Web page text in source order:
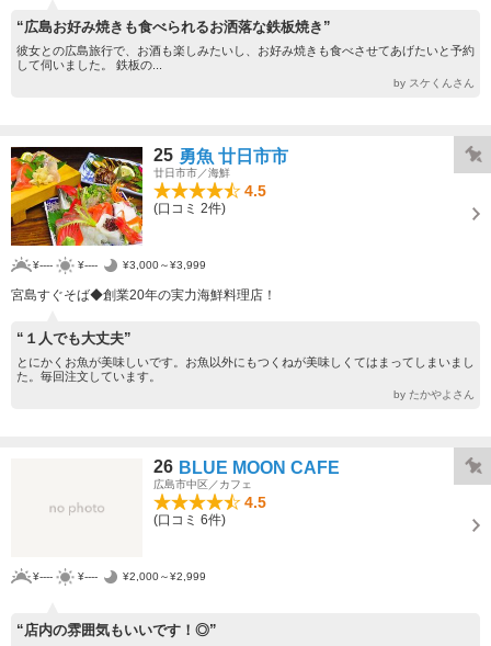
“広島お好み焼きも食べられるお洒落な鉄板焼き”
彼女との広島旅行で、お酒も楽しみたいし、お好み焼きも食べさせてあげたいと予約
して伺いました。 鉄板の...
by スケくんさん
25 勇魚 廿日市市
廿日市市／海鮮
4.5
(口コミ 2件)
¥---- ¥---- ¥3,000～¥3,999
宮島すぐそば◆創業20年の実力海鮮料理店！
“１人でも大丈夫”
とにかくお魚が美味しいです。お魚以外にもつくねが美味しくてはまってしまいまし
た。毎回注文しています。
by たかやよさん
26 BLUE MOON CAFE
広島市中区／カフェ
4.5
(口コミ 6件)
¥---- ¥---- ¥2,000～¥2,999
“店内の雰囲気もいいです！◎”